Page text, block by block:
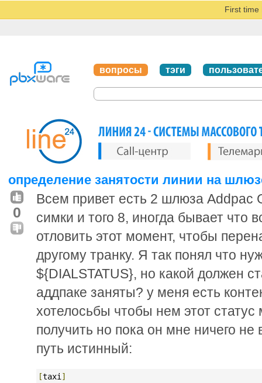
First time
вопросы тэги
определение занятости линии на
0
Всем привет есть 2 шлюза Addpac
симки и того 8, иногда бывает что
отловить этот момент, чтобы
другому транку. Я так понял что
${DIALSTATUS}, но какой должен
аддпаке заняты? у меня есть
хотелосьбы чтобы нем этот
получить но пока он мне ничего не
путь истинный:
[taxi ]